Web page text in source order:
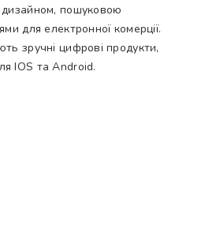
пошуковою
для електронної комерції.
зручні цифрові продукти,
IOS та Android.